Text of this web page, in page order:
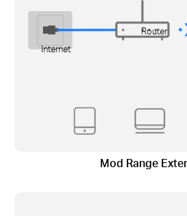
Internet
Router
Mod Range